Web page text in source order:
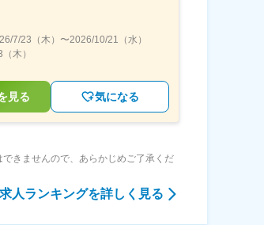
7/23（木） 〜2026/10/21（水）
木）
見る 気になる
きませんので、あらかじめご了承くだ
人ランキングを詳しく見る